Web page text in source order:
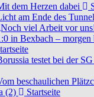
dem Herzen dabei
am Ende des
viel Arbeit vor
in Bexbach – morgen
testet bei der
beschaulichen
(2)
Startseite